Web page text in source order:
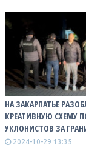
НА ЗАКАРПАТЬЕ
КРЕАТИВНУЮ СХЕМУ
УКЛОНИСТОВ ЗА
2024-10-29 13:35